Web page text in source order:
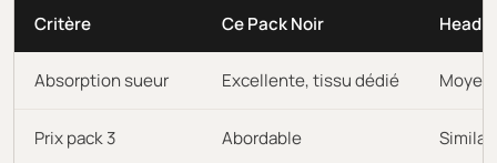
Critère Ce Pack Noir
Absorption sueur Excellente, tissu dédié
Prix pack 3 Abordable